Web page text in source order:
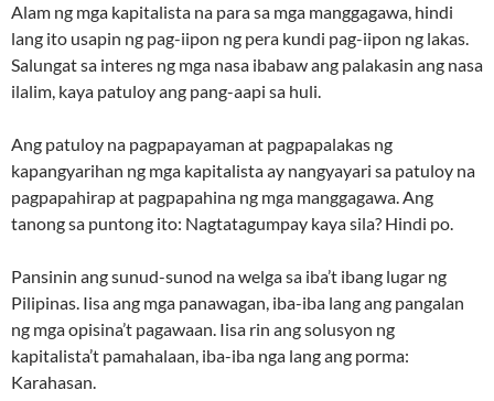
Alam ng mga kapitalista na para sa mga manggagawa, hindi
lang ito usapin ng pag-iipon ng pera kundi pag-iipon ng lakas.
Salungat sa interes ng mga nasa ibabaw ang palakasin ang nasa
ilalim, kaya patuloy ang pang-aapi sa huli.
Ang patuloy na pagpapayaman at pagpapalakas ng
kapangyarihan ng mga kapitalista ay nangyayari sa patuloy na
pagpapahirap at pagpapahina ng mga manggagawa. Ang
tanong sa puntong ito: Nagtatagumpay kaya sila? Hindi po.
Pansinin ang sunud-sunod na welga sa iba’t ibang lugar ng
Pilipinas. Iisa ang mga panawagan, iba-iba lang ang pangalan
ng mga opisina’t pagawaan. Iisa rin ang solusyon ng
kapitalista’t pamahalaan, iba-iba nga lang ang porma:
Karahasan.